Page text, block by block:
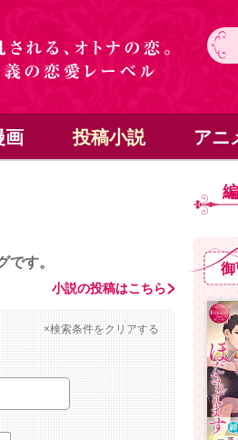
画 投稿小説 アニ
す。
小説の投稿はこちら
×検索条件をクリアする